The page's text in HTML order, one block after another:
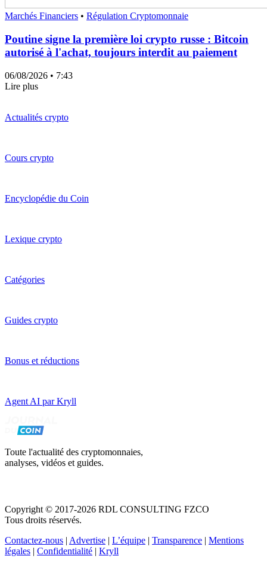
Marchés Financiers • Régulation Cryptomonnaie
Poutine signe la première loi crypto russe : Bitcoin
autorisé à l'achat, toujours interdit au paiement
06/08/2026 • 7:43
Lire plus
Actualités crypto
Cours crypto
Encyclopédie du Coin
Lexique crypto
Catégories
Guides crypto
Bonus et réductions
Agent AI par Kryll
Toute l'actualité des cryptomonnaies,
analyses, vidéos et guides.
Copyright © 2017-2026 RDL CONSULTING FZCO
Tous droits réservés.
Contactez-nous | Advertise | L’équipe | Transparence | Mentions
légales | Confidentialité | Kryll